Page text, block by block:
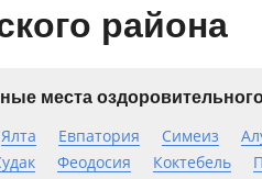
района
места
Ялта Евпатория Симеиз
Феодосия Коктебель